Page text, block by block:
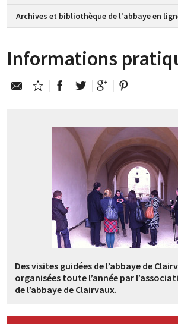
Archives et bibliothèque de l'abbaye en
Informations
Des visites guidées de l’abbaye de
organisées toute l’année par
de l’abbaye de Clairvaux.